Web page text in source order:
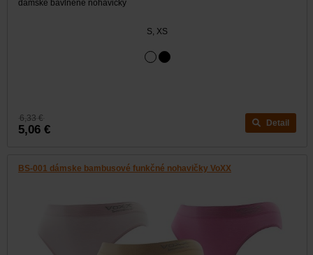
dámske bavlněné nohavičky
S, XS
6,33 €
5,06 € Detail
BS-001 dámske bambusové funkčné nohavičky VoXX